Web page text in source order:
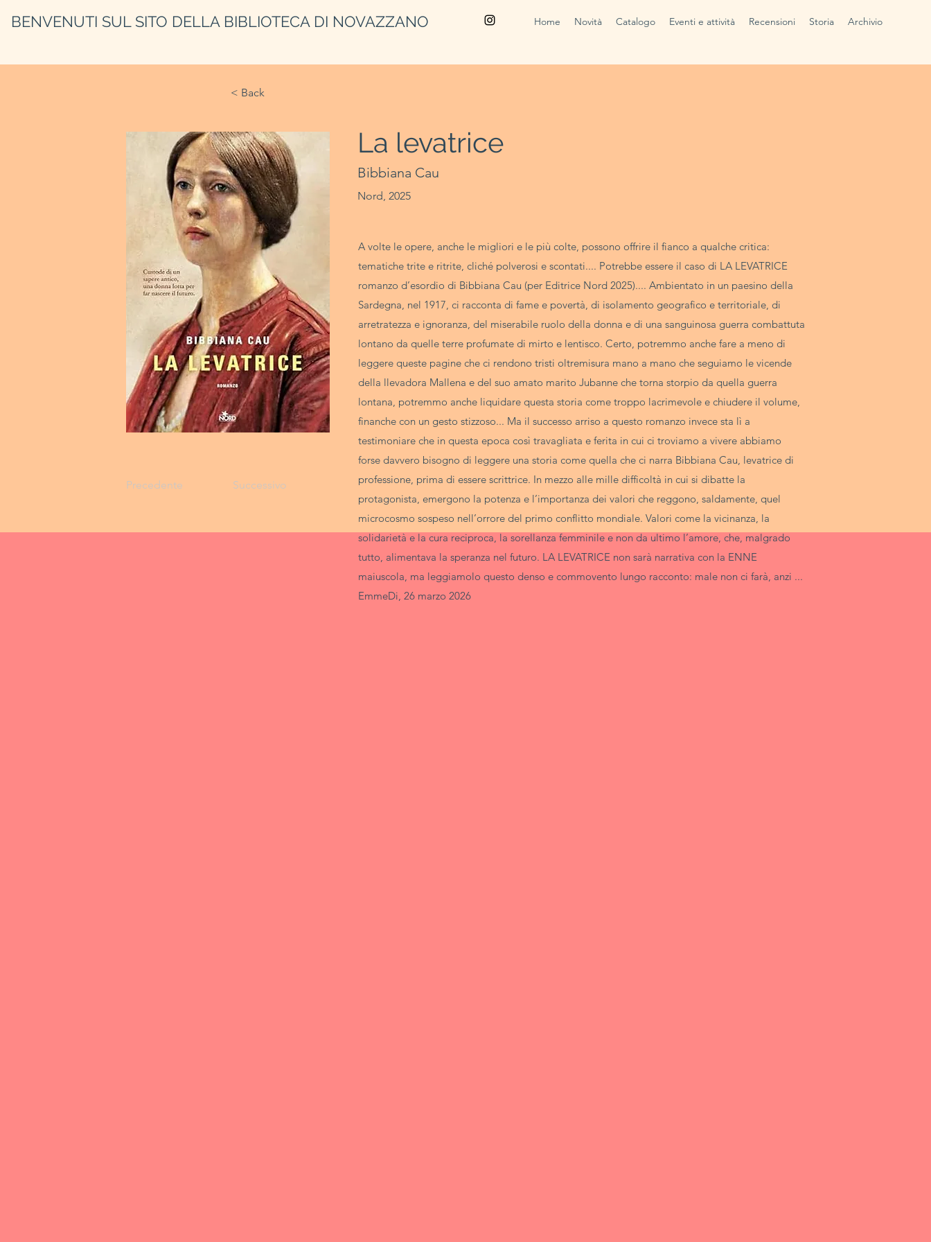
BENVENUTI SUL SITO DELLA BIBLIOTECA DI NOVAZZANO Home Novità Catalogo Eventi e attività Recensioni Storia Archivio
< Back
La levatrice
Bibbiana Cau
Nord, 2025
Precedente Successivo
A volte le opere, anche le migliori e le più colte, possono offrire il fianco a qualche critica:
tematiche trite e ritrite, cliché polverosi e scontati.... Potrebbe essere il caso di LA LEVATRICE
romanzo d’esordio di Bibbiana Cau (per Editrice Nord 2025).... Ambientato in un paesino della
Sardegna, nel 1917, ci racconta di fame e povertà, di isolamento geografico e territoriale, di
arretratezza e ignoranza, del miserabile ruolo della donna e di una sanguinosa guerra combattuta
lontano da quelle terre profumate di mirto e lentisco. Certo, potremmo anche fare a meno di
leggere queste pagine che ci rendono tristi oltremisura mano a mano che seguiamo le vicende
della llevadora Mallena e del suo amato marito Jubanne che torna storpio da quella guerra
lontana, potremmo anche liquidare questa storia come troppo lacrimevole e chiudere il volume,
finanche con un gesto stizzoso... Ma il successo arriso a questo romanzo invece sta lì a
testimoniare che in questa epoca così travagliata e ferita in cui ci troviamo a vivere abbiamo
forse davvero bisogno di leggere una storia come quella che ci narra Bibbiana Cau, levatrice di
professione, prima di essere scrittrice. In mezzo alle mille difficoltà in cui si dibatte la
protagonista, emergono la potenza e l’importanza dei valori che reggono, saldamente, quel
microcosmo sospeso nell’orrore del primo conflitto mondiale. Valori come la vicinanza, la
solidarietà e la cura reciproca, la sorellanza femminile e non da ultimo l’amore, che, malgrado
tutto, alimentava la speranza nel futuro. LA LEVATRICE non sarà narrativa con la ENNE
maiuscola, ma leggiamolo questo denso e commovento lungo racconto: male non ci farà, anzi ...
EmmeDi, 26 marzo 2026